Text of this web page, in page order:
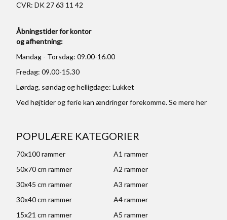
CVR: DK 27 63 11 42
Åbningstider for kontor
og afhentning:
Mandag - Torsdag: 09.00-16.00
Fredag: 09.00-15.30
Lørdag, søndag og helligdage: Lukket
Ved højtider og ferie kan ændringer forekomme. Se mereher
POPULÆRE KATEGORIER
70x100 rammer
A1 rammer
50x70 cm rammer
A2 rammer
30x45 cm rammer
A3 rammer
30x40 cm rammer
A4 rammer
15x21 cm rammer
A5 rammer